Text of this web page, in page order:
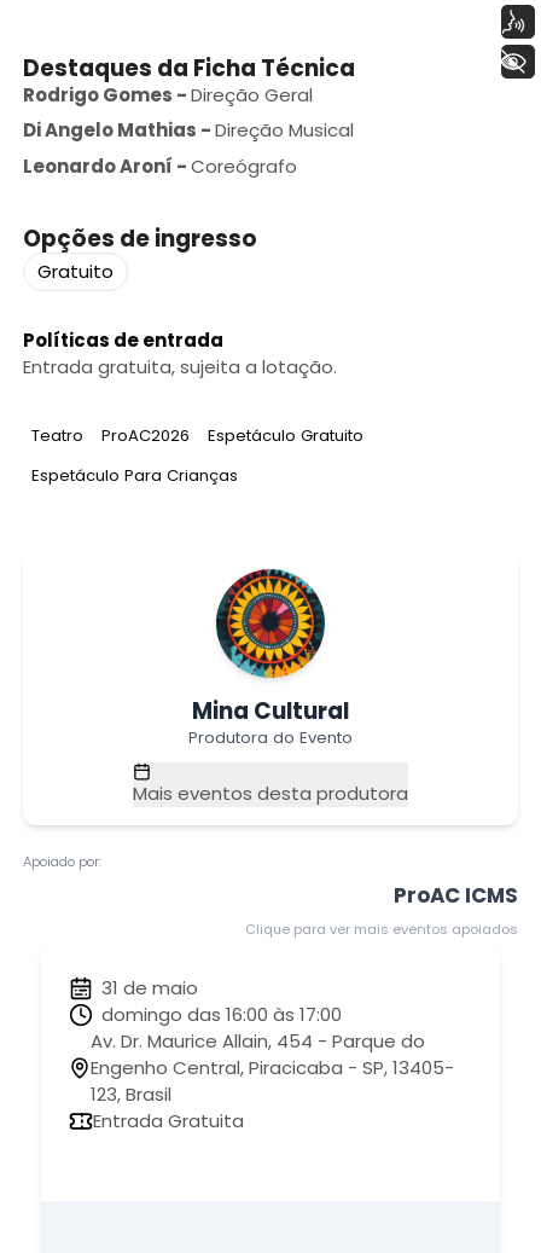
Destaques da Ficha Técnica
Rodrigo Gomes -Direção Geral
Di Angelo Mathias -Direção Musical
Leonardo Aroní -Coreógrafo
Opções de ingresso
Gratuito
Políticas de entrada
Entrada gratuita, sujeita a lotação.
Tag:
Teatro Tag:
ProAC2026 Tag:
Espetáculo Gratuito
Tag:
Espetáculo Para Crianças
Mina Cultural
Produtora do Evento
Mais eventos desta produtora
Apoiado por:
ProAC ICMS
Clique para ver mais eventos apoiados
31 de maio
domingo das 16:00 às 17:00
Av. Dr. Maurice Allain, 454 - Parque do
Engenho Central, Piracicaba - SP, 13405-
123, Brasil
Entrada Gratuita
+ Acessibilidade